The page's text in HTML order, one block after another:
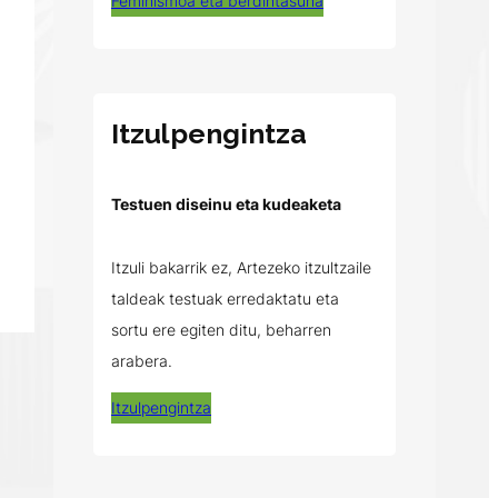
Itzulpengintza
Testuen diseinu eta kudeaketa
Itzuli bakarrik ez, Artezeko itzultzaile
taldeak testuak erredaktatu eta
sortu ere egiten ditu, beharren
arabera.
Itzulpengintza